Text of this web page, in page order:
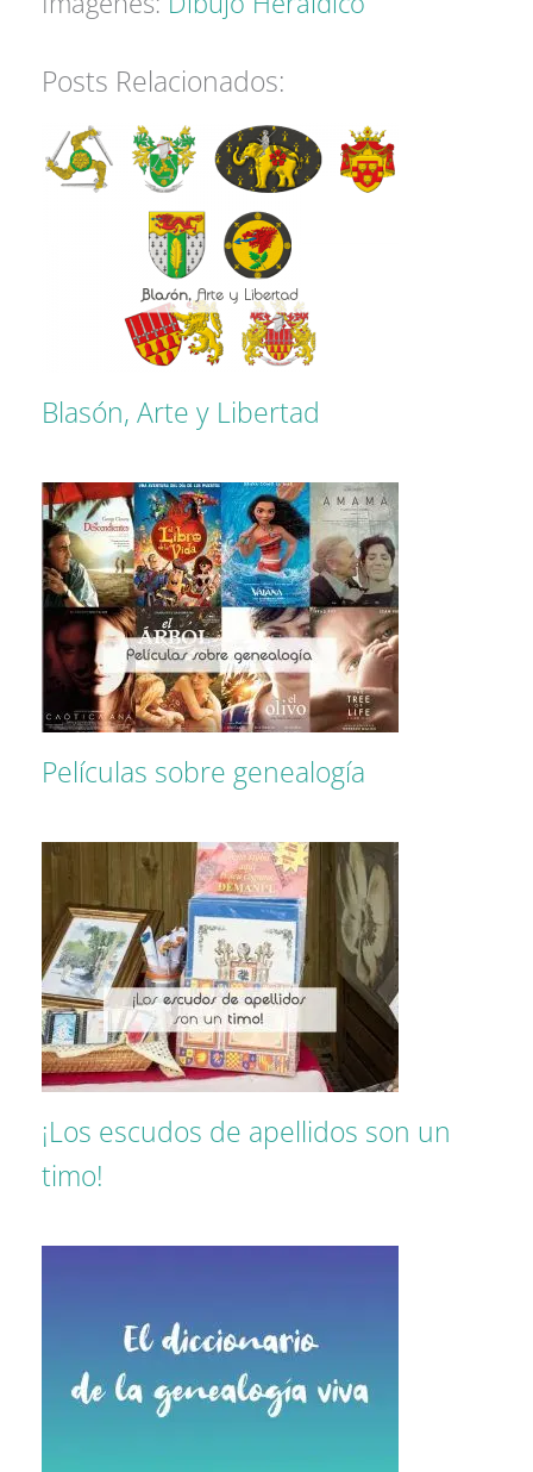
Posts Relacionados:
Blasón, Arte y Libertad
Películas sobre genealogía
¡Los escudos de apellidos son un
timo!